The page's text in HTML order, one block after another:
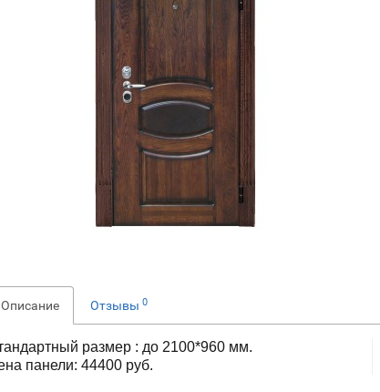
Описание Отзывы 0
размер : до 2100*960 мм.
панели: 44400 руб.